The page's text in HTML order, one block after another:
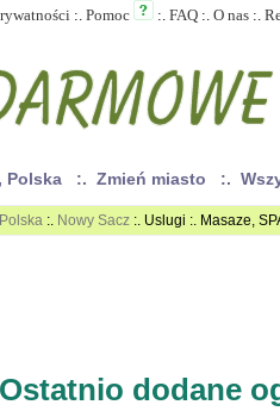
:. Pomoc :. FAQ :. O nas :.
Polska :. Zmień miasto :.
Polska :. Nowy Sacz :. Uslugi :. Masaze,
Ostatnio dodane